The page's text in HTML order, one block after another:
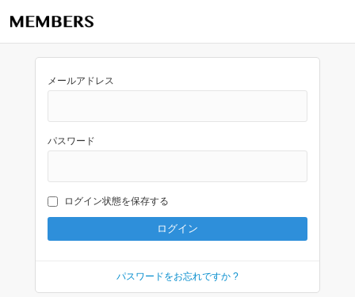
メールアドレス
パスワード
ログイン状態を保存する
パスワードをお忘れですか ?